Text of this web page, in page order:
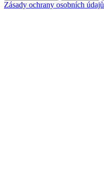
Zásady ochrany osobních údajů